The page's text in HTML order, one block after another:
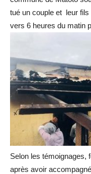
tué un couple et leur
vers 6 heures du matin
Selon les témoignages,
après avoir